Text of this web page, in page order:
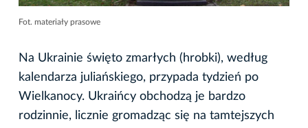
Fot. materiały prasowe
Na Ukrainie święto zmarłych (hrobki), według
kalendarza juliańskiego, przypada tydzień po
Wielkanocy. Ukraińcy obchodzą je bardzo
rodzinnie, licznie gromadząc się na tamtejszych